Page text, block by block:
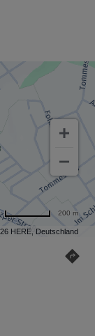
HERE, Deutschland
200 m